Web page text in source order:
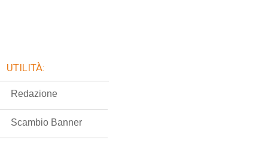
UTILITÀ:
Redazione
Scambio Banner